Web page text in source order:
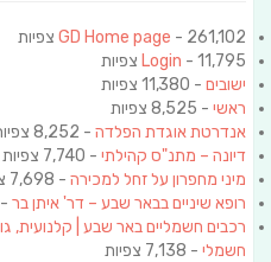
GD Home page - 261,102 צפיות
Login - 11,795 צפיות
ישובים - 11,380 צפיות
ראשי - 8,525 צפיות
אנדרטת אוגדת הפלדה - 8,252 צפיות
דיונה – מתנ"ס קהילתי - 7,740 צפיות
מיני מחפרון על זחל למכירה - 7,698 צפיות
רופא שיניים בבאר שבע – דר' איתן בר - 7,160 צפיות
רכבים חשמליים באר שבע | קלנועית,
חשמלי - 7,138 צפיות